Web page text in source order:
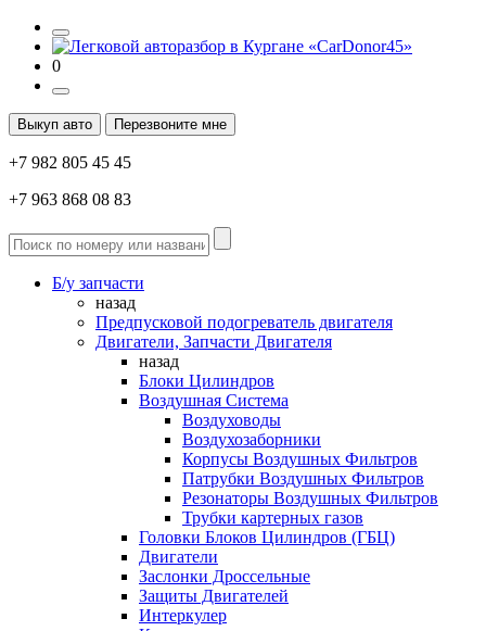
0
Выкуп авто Перезвоните мне
+7 982 805 45 45
+7 963 868 08 83
Б/у запчасти
назад
Предпусковой подогреватель двигателя
Двигатели, Запчасти Двигателя
назад
Блоки Цилиндров
Воздушная Система
Воздуховоды
Воздухозаборники
Корпусы Воздушных Фильтров
Патрубки Воздушных Фильтров
Резонаторы Воздушных Фильтров
Трубки картерных газов
Головки Блоков Цилиндров (ГБЦ)
Двигатели
Заслонки Дроссельные
Защиты Двигателей
Интеркулер